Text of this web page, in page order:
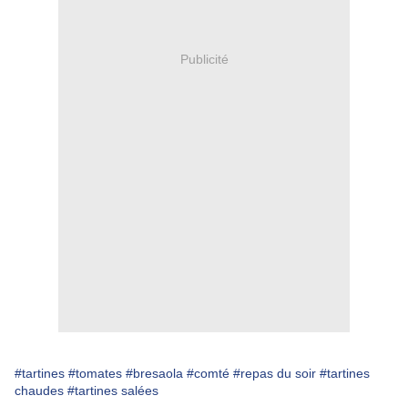
Publicité
#tartines #tomates #bresaola #comté #repas du soir #tartines
chaudes #tartines salées